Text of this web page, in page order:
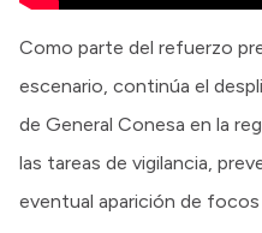
Como parte del refuerzo
escenario, continúa el
de General Conesa en la
las tareas de vigilancia,
eventual aparición de focos